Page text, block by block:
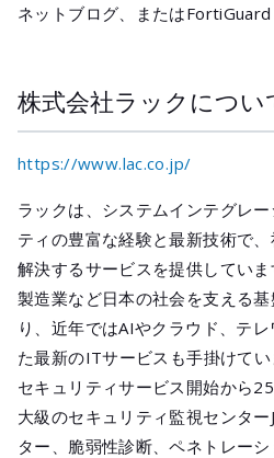
ネットブログ、またはFortiGuard
株式会社ラックについ
https://www.lac.co.jp/
ラックは、システムインテグレ
ティの豊富な経験と最新技術で
解決するサービスを提供してい
製造業など日本の社会を支える
り、近年ではAIやクラウド、テ
た最新のITサービスも手掛けて
セキュリティサービス開始から
大級のセキュリティ監視センター
ター、脆弱性診断、ペネトレー